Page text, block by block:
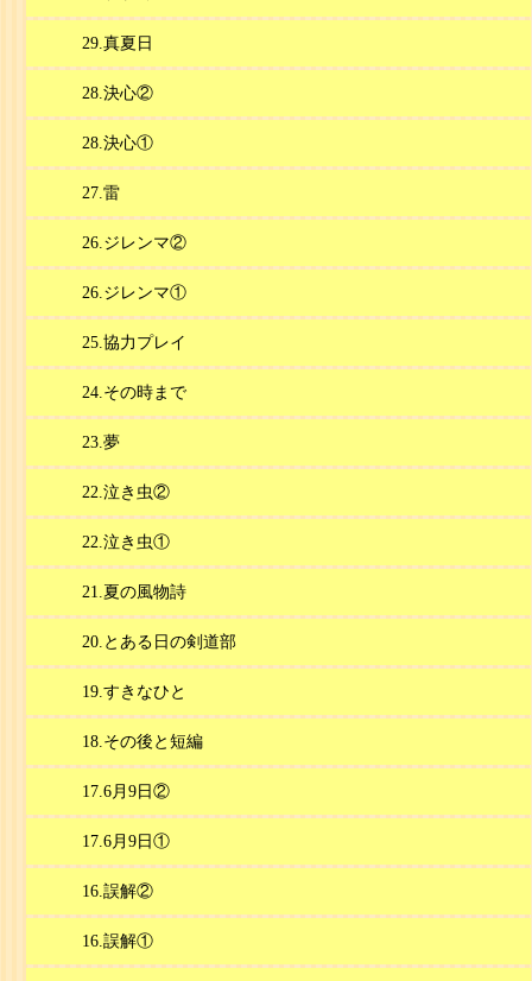
29.真夏日
28.決心②
28.決心①
27.雷
26.ジレンマ②
26.ジレンマ①
25.協力プレイ
24.その時まで
23.夢
22.泣き虫②
22.泣き虫①
21.夏の風物詩
20.とある日の剣道部
19.すきなひと
18.その後と短編
17.6月9日②
17.6月9日①
16.誤解②
16.誤解①